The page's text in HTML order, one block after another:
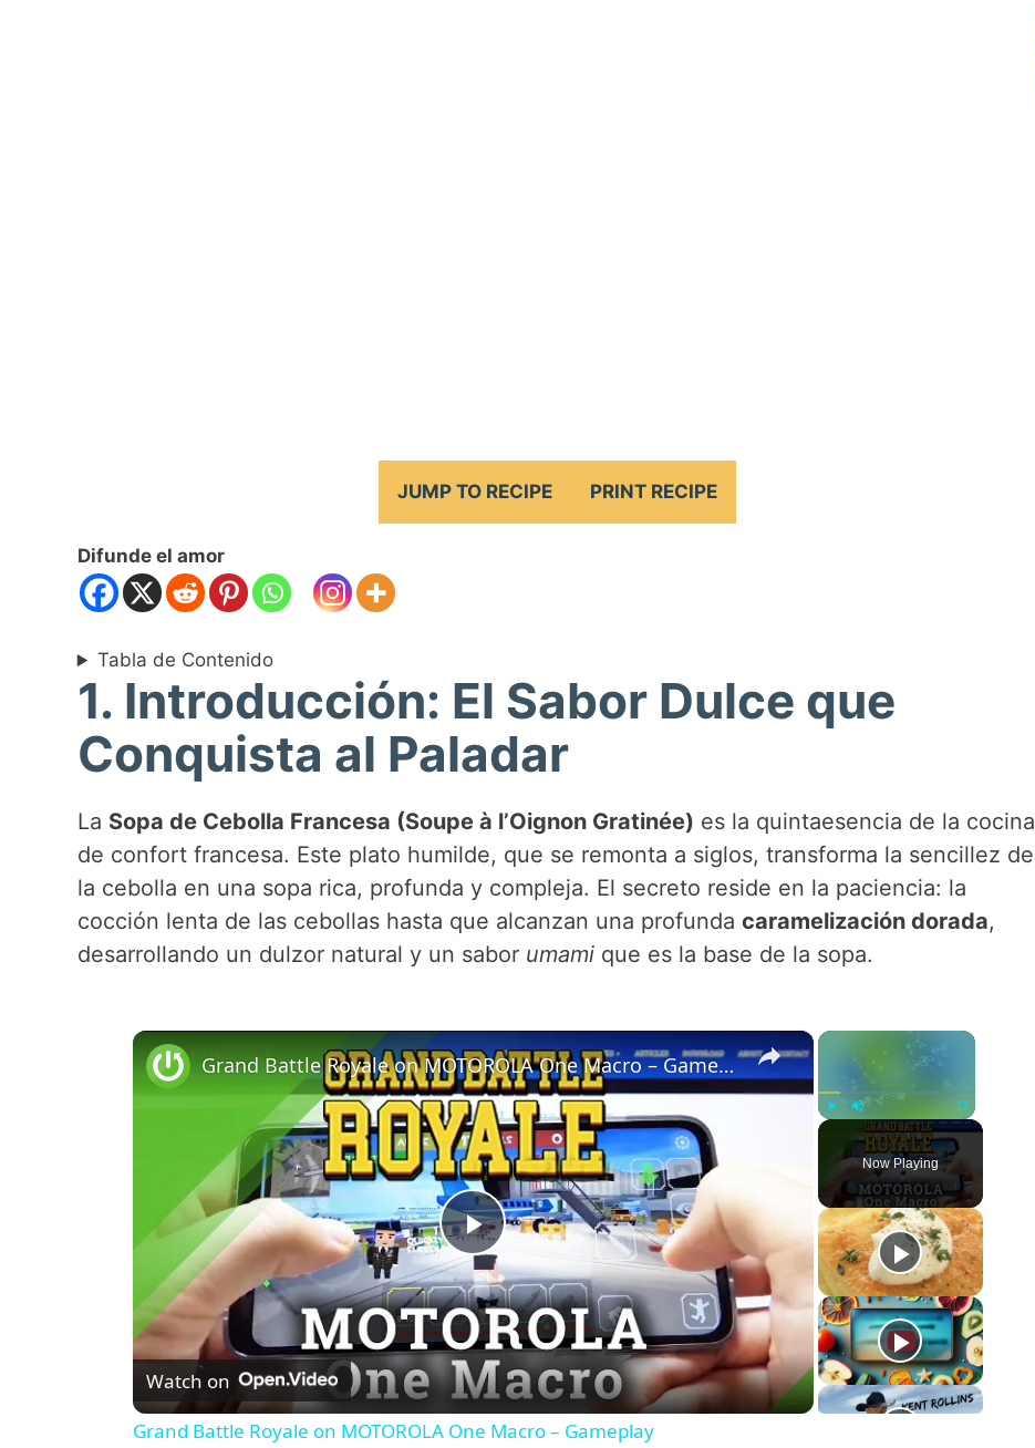
JUMP TO RECIPE PRINT RECIPE
Difunde el amor
Tabla de Contenido
1. Introducción: El Sabor Dulce que
Conquista al Paladar
La Sopa de Cebolla Francesa (Soupe à l’Oignon Gratinée) es la quintaesencia de la cocina
de confort francesa. Este plato humilde, que se remonta a siglos, transforma la sencillez de
la cebolla en una sopa rica, profunda y compleja. El secreto reside en la paciencia: la
cocción lenta de las cebollas hasta que alcanzan una profunda caramelización dorada,
desarrollando un dulzor natural y un sabor umamique es la base de la sopa.
×
Unmute Fullscreen
Now Playing
×
P
l
a
Grand Battle Royale on MOTOROLA One Macro – Gameplay
Watch on
Grand Battle Royale on MOTOROLA One Macro – Gameplay